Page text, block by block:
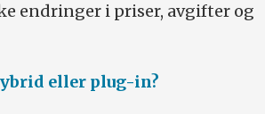
endringer i priser, avgifter og
eller plug-in?